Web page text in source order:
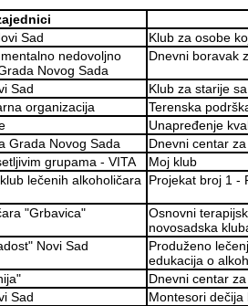
Sad
Klub za osobe
nedovoljno
Novog Sada
Dnevni boravak
Sad
Klub za starije
organizacija
Terenska
Unapređenje
Grada Novog Sada
Dnevni centar
grupama - VITA
Moj klub
lečenih alkoholičara
Projekat broj 1 -
"Grbavica"
Osnovni
novosadska
Novi Sad
Produženo
edukacija o
Dnevni centar
Sad
Montesori dečija